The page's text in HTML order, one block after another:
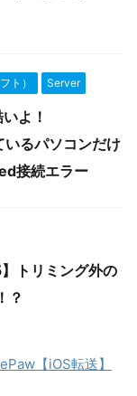
ト） Server
よ！
るパソコンだけ
接続エラー
トリミング外の
？
【iOS転送】